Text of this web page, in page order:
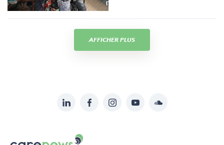
AFFICHER PLUS
LinkedInFacebookInstagramYouTubeSoundcloud